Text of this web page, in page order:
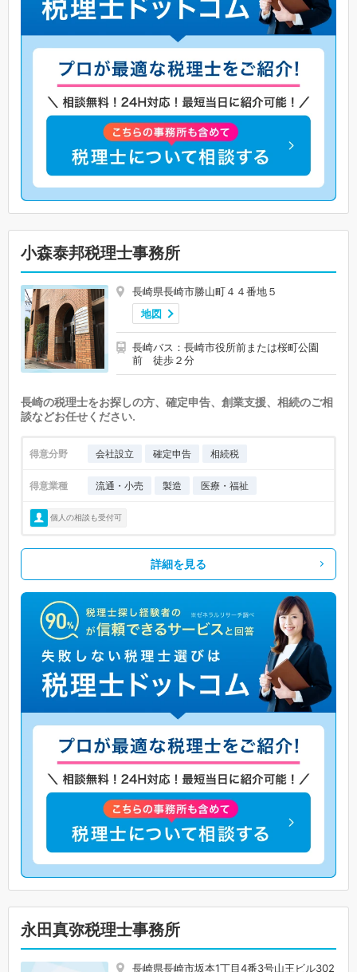
小森泰邦税理士事務所
長崎県長崎市勝山町４４番地５
地図
長崎バス：長崎市役所前または桜町公園
前 徒歩２分
長崎の税理士をお探しの方、確定申告、創業支援、相続のご相
談などお任せください.
得意分野 会社設立 確定申告 相続税
得意業種 流通・小売 製造 医療・福祉
個人の相談も受付可
詳細を見る
永田真弥税理士事務所
長崎県長崎市坂本1丁目4番3号山王ビル302